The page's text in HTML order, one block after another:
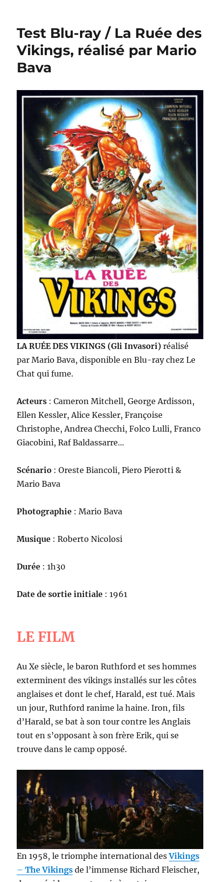
Supersonic
Man,
réalisé
Simón
Test Blu-ray / La Ruée des
Vikings, réalisé par Mario
Bava
LA RUÉE DES VIKINGS (Gli Invasori)réalisé
par Mario Bava, disponible en Blu-ray chez Le
Chat qui fume.
Acteurs : Cameron Mitchell, George Ardisson,
Ellen Kessler, Alice Kessler, Françoise
Christophe, Andrea Checchi, Folco Lulli, Franco
Giacobini, Raf Baldassarre…
Scénario : Oreste Biancoli, Piero Pierotti &
Mario Bava
Photographie : Mario Bava
Musique : Roberto Nicolosi
Durée : 1h30
Date de sortie initiale : 1961
LE FILM
Au Xe siècle, le baron Ruthford et ses hommes
exterminent des vikings installés sur les côtes
anglaises et dont le chef, Harald, est tué. Mais
un jour, Ruthford ranime la haine. Iron, fils
d’Harald, se bat à son tour contre les Anglais
tout en s’opposant à son frère Erik, qui se
trouve dans le camp opposé.
En 1958, le triomphe international desVikings
–The Vikings de l’immense Richard Fleischer,